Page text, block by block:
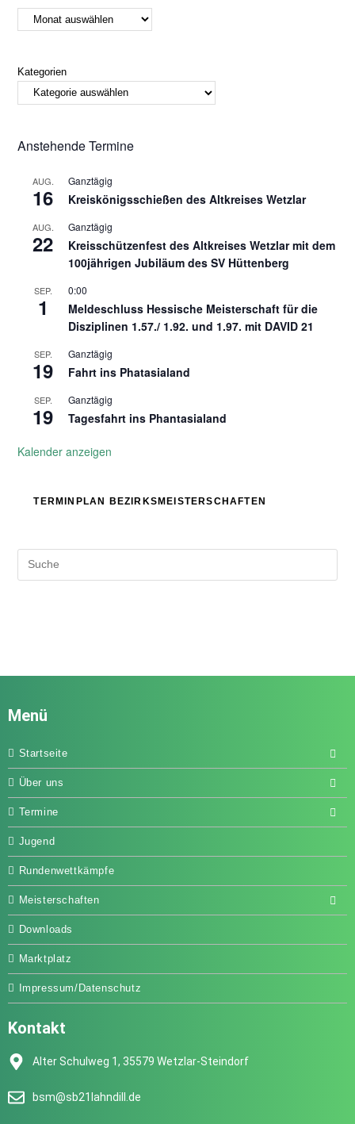
Kategorien
Anstehende Termine
AUG.
16
Ganztägig
Kreiskönigsschießen des Altkreises Wetzlar
AUG.
22
Ganztägig
Kreisschützenfest des Altkreises Wetzlar mit dem
100jährigen Jubiläum des SV Hüttenberg
SEP.
1
0:00
Meldeschluss Hessische Meisterschaft für die
Disziplinen 1.57./ 1.92. und 1.97. mit DAVID 21
SEP.
19
Ganztägig
Fahrt ins Phatasialand
SEP.
19
Ganztägig
Tagesfahrt ins Phantasialand
Kalender anzeigen
TERMINPLAN BEZIRKSMEISTERSCHAFTEN
Menü
Startseite
Über uns
Termine
Jugend
Rundenwettkämpfe
Meisterschaften
Downloads
Marktplatz
Impressum/Datenschutz
Kontakt
Alter Schulweg 1, 35579 Wetzlar-Steindorf
bsm@sb21lahndill.de